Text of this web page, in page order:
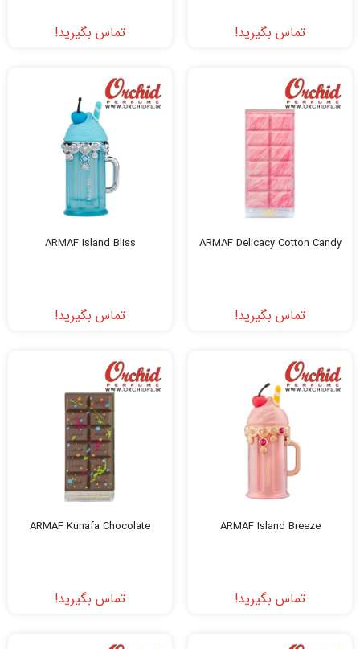
تماس بگیرید! تماس بگیرید!
ARMAF Delicacy Cotton Candy
تماس بگیرید!
ARMAF Island Bliss
تماس بگیرید!
ARMAF Island Breeze
تماس بگیرید!
ARMAF Kunafa Chocolate
تماس بگیرید!